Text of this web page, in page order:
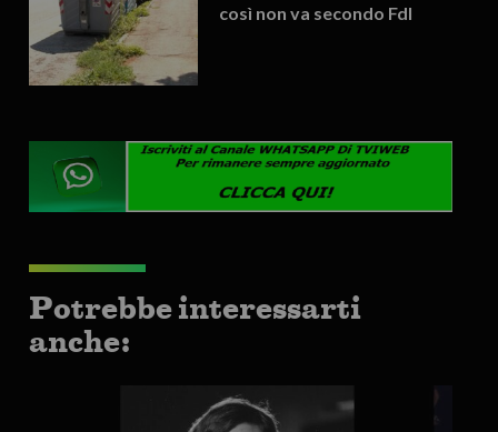
così non va secondo FdI
Potrebbe interessarti
anche: